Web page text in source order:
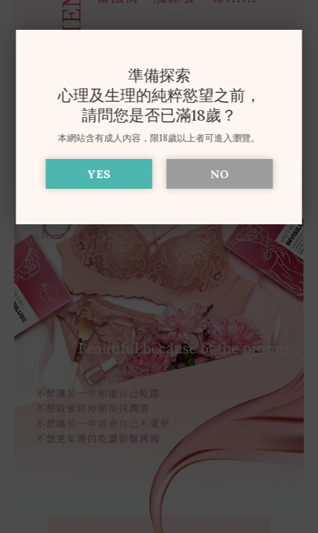
準備探索
心理及生理的純粹慾望之前，
請問您是否已滿18歲？
本網站含有成人內容，限18歲以上者可進入瀏覽。
YES NO